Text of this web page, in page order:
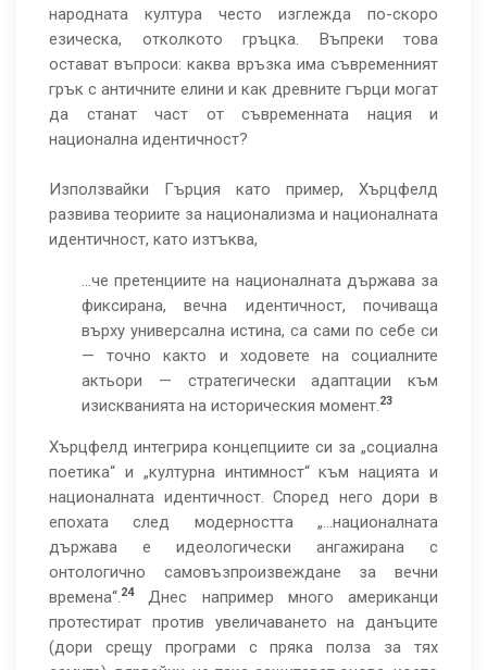
народната култура често изглежда по-скоро
езическа, отколкото гръцка. Въпреки това
остават въпроси: каква връзка има съвременният
грък с античните елини и как древните гърци могат
да станат част от съвременната нация и
национална идентичност?
Използвайки Гърция като пример, Хърцфелд
развива теориите за национализма и националната
идентичност, като изтъква,
…че претенциите на националната държава за
фиксирана, вечна идентичност, почиваща
върху универсална истина, са сами по себе си
— точно както и ходовете на социалните
актьори — стратегически адаптации към
изискванията на историческия момент.23
Хърцфелд интегрира концепциите си за „социална
поетика“ и „културна интимност“ към нацията и
националната идентичност. Според него дори в
епохата след модерността „...националната
държава е идеологически ангажирана с
онтологично самовъзпроизвеждане за вечни
времена“.24Днес например много американци
протестират против увеличаването на данъците
(дори срещу програми с пряка полза за тях